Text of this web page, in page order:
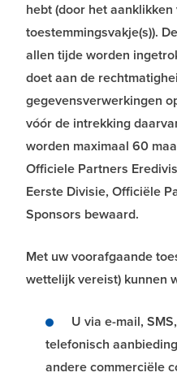
hebt (door het
toestemmingsvakje(s)).
allen tijde worden
doet aan de
gegevensverwerkingen
vóór de intrekking
worden maximaal 60
Officiele Partners
Eerste Divisie, Officiële
Sponsors bewaard.
Met uw voorafgaande
wettelijk vereist) kunnen
U via e-mail,
telefonisch
andere commerciële